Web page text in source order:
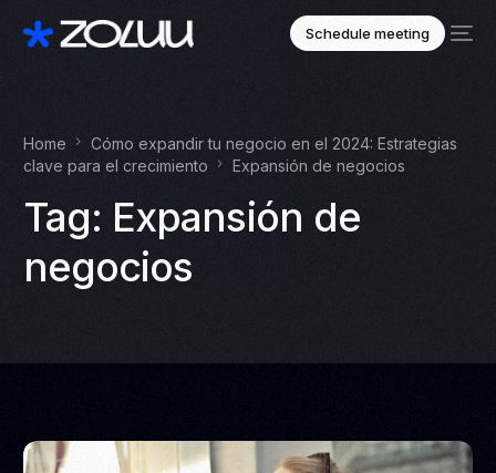
Schedule meeting
Home
Cómo expandir tu negocio en el 2024: Estrategias
clave para el crecimiento
Expansión de negocios
Tag: Expansión de
negocios